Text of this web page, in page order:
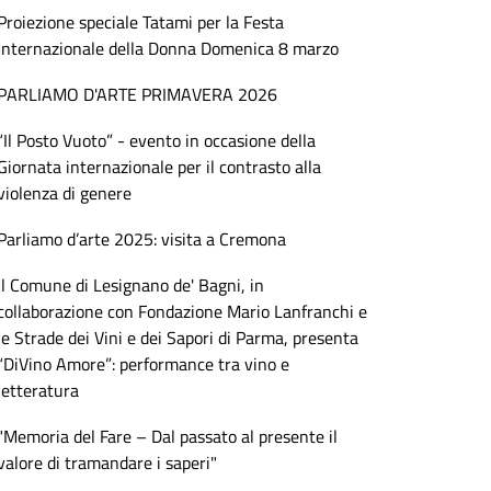
speciale Tatami per la Festa
della Donna Domenica 8 marzo
D'ARTE PRIMAVERA 2026
Posto Vuoto” - evento in occasione della
internazionale per il contrasto alla
di genere
d’arte 2025: visita a Cremona
Comune di Lesignano de' Bagni, in
con Fondazione Mario Lanfranchi e
Strade dei Vini e dei Sapori di Parma, presenta
Amore”: performance tra vino e
del Fare – Dal passato al presente il
di tramandare i saperi"